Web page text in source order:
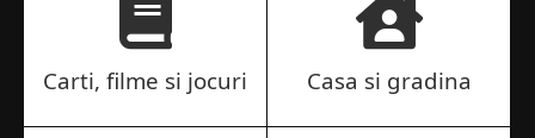
Carti, filme si jocuri Casa si gradina